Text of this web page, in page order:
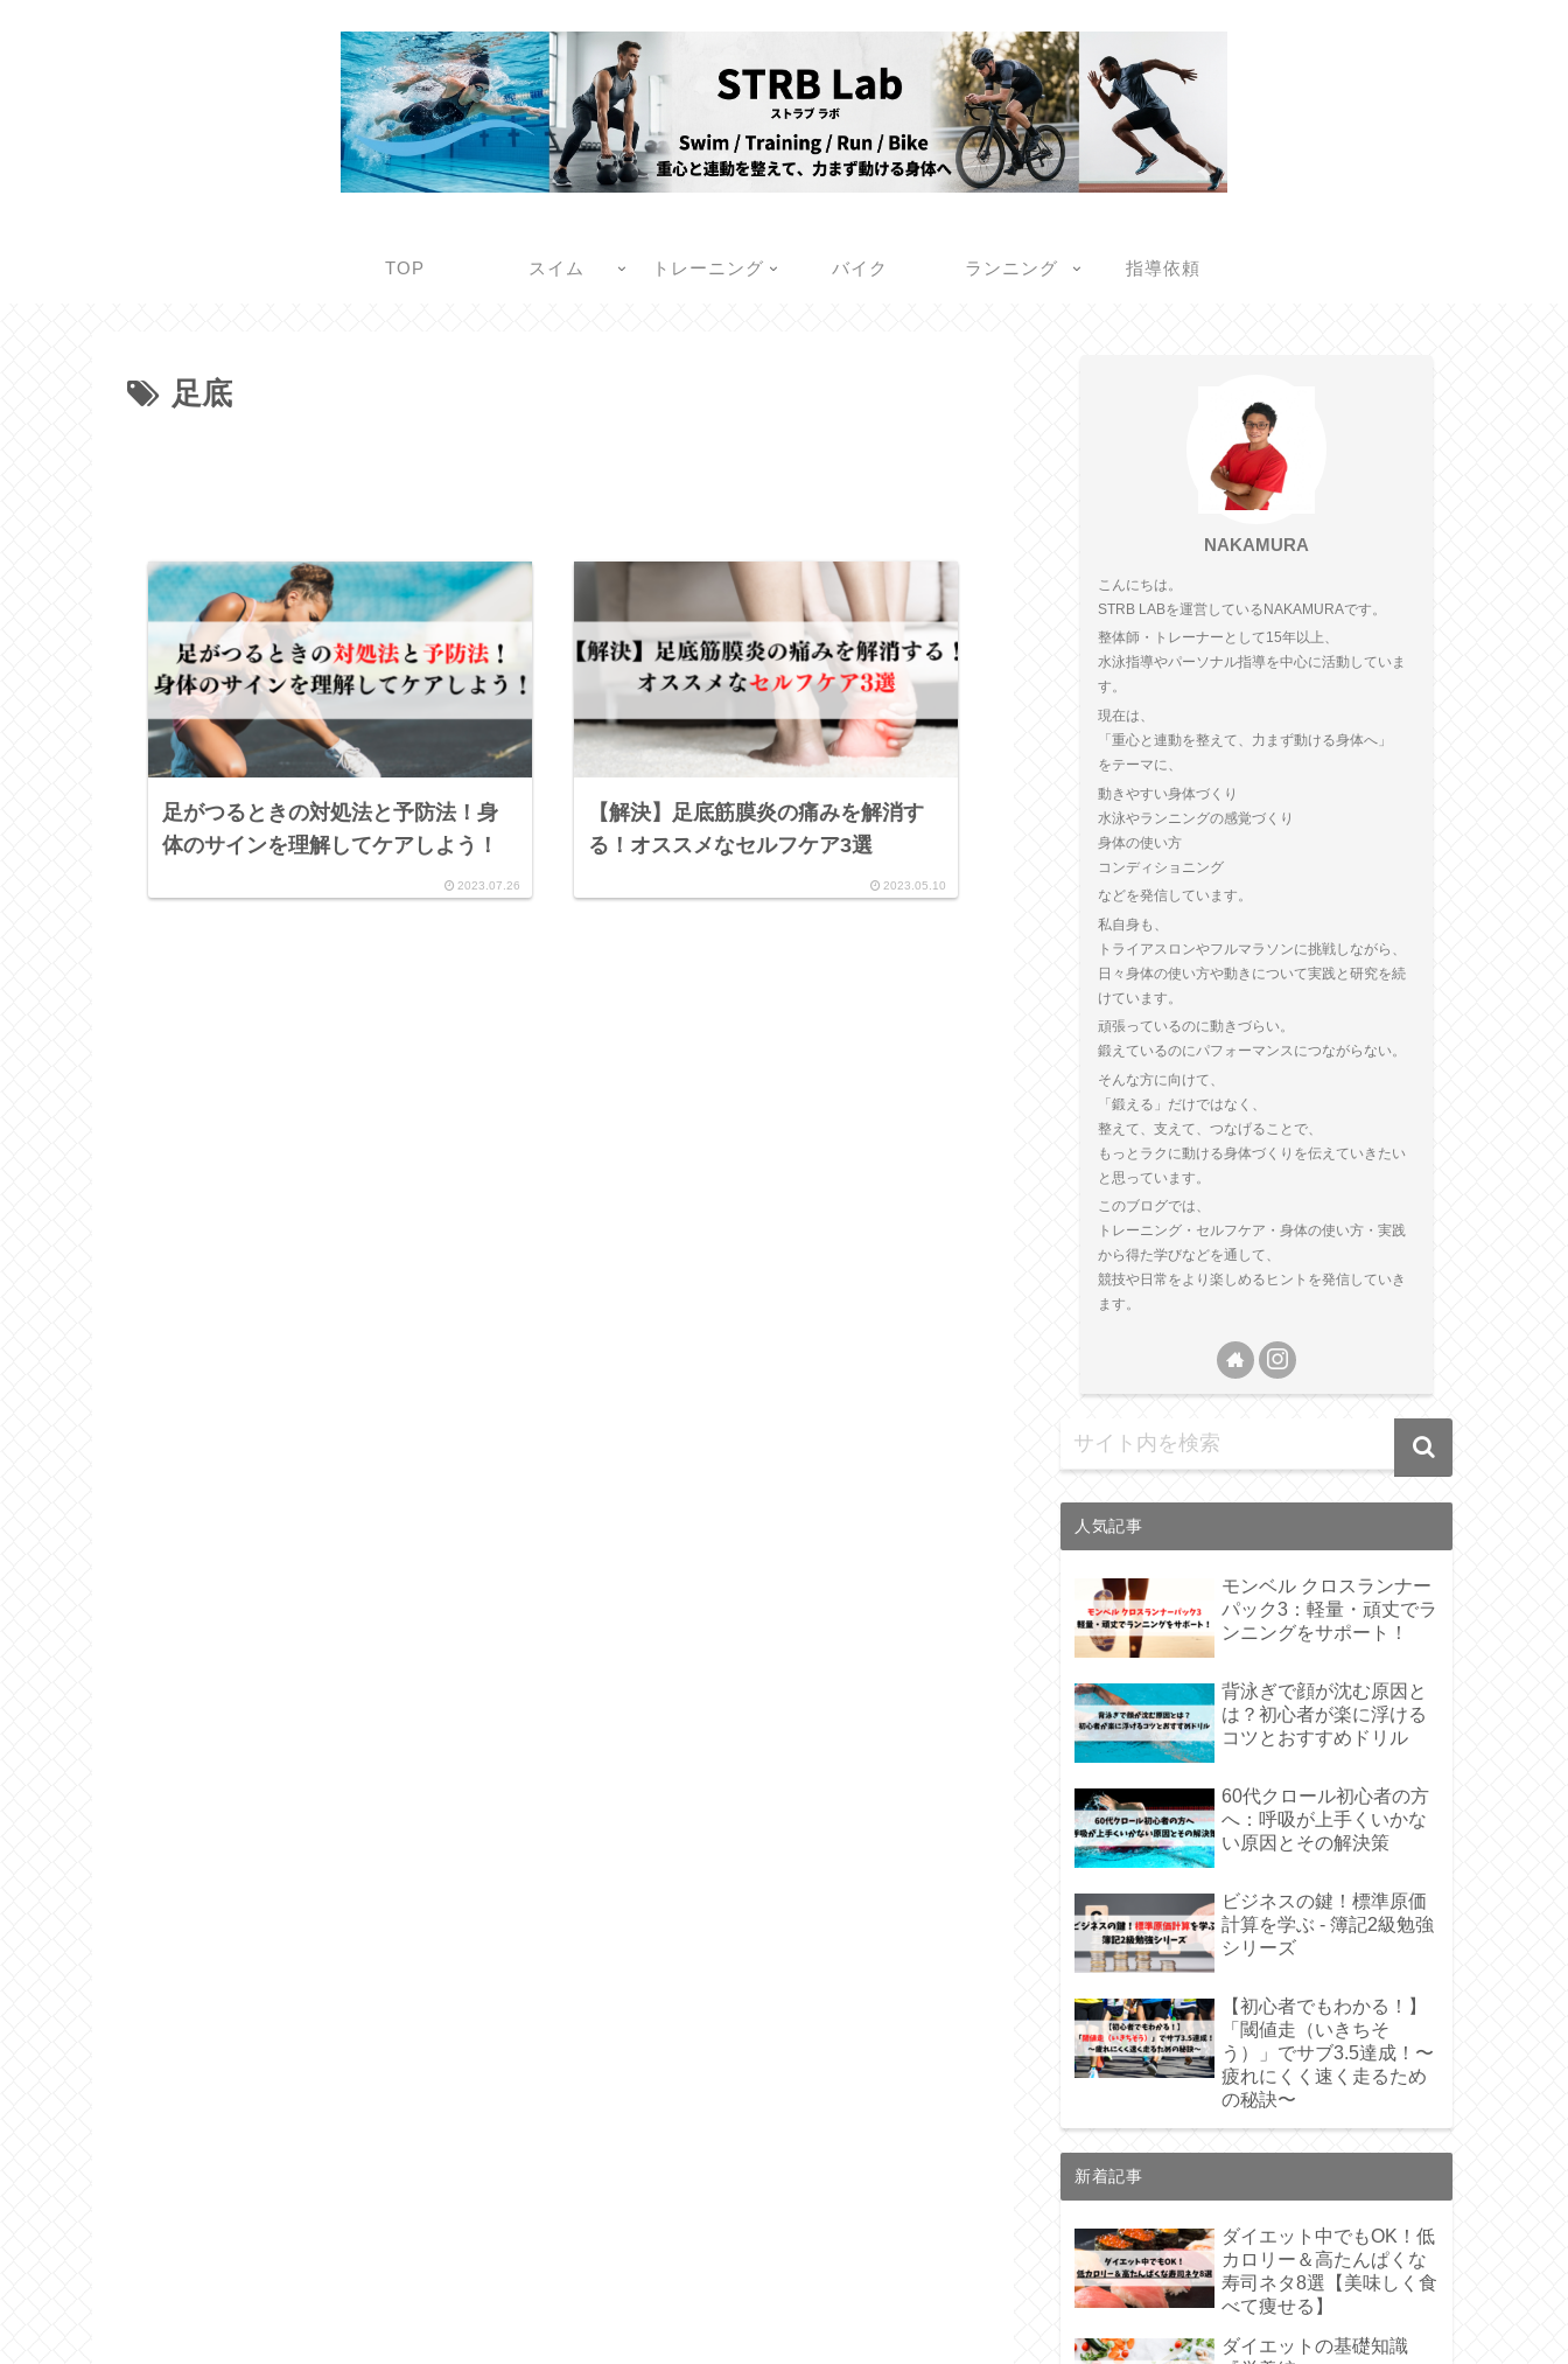
TOP スイム トレーニング バイク ランニング 指導依頼
足底
足がつるときの対処法と予防法！身
体のサインを理解してケアしよう！
2023.07.26
【解決】足底筋膜炎の痛みを解消す
る！オススメなセルフケア3選
2023.05.10
NAKAMURA
こんにちは。
STRB LABを運営しているNAKAMURAです。
整体師・トレーナーとして15年以上、
水泳指導やパーソナル指導を中心に活動していま
す。
現在は、
「重心と連動を整えて、力まず動ける身体へ」
をテーマに、
動きやすい身体づくり
水泳やランニングの感覚づくり
身体の使い方
コンディショニング
などを発信しています。
私自身も、
トライアスロンやフルマラソンに挑戦しながら、
日々身体の使い方や動きについて実践と研究を続
けています。
頑張っているのに動きづらい。
鍛えているのにパフォーマンスにつながらない。
そんな方に向けて、
「鍛える」だけではなく、
整えて、支えて、つなげることで、
もっとラクに動ける身体づくりを伝えていきたい
と思っています。
このブログでは、
トレーニング・セルフケア・身体の使い方・実践
から得た学びなどを通して、
競技や日常をより楽しめるヒントを発信していき
ます。
人気記事
モンベル クロスランナー
パック3：軽量・頑丈でラ
ンニングをサポート！
背泳ぎで顔が沈む原因と
は？初心者が楽に浮ける
コツとおすすめドリル
60代クロール初心者の方
へ：呼吸が上手くいかな
い原因とその解決策
ビジネスの鍵！標準原価
計算を学ぶ - 簿記2級勉強
シリーズ
【初心者でもわかる！】
「閾値走（いきちそ
う）」でサブ3.5達成！〜
疲れにくく速く走るため
の秘訣〜
新着記事
ダイエット中でもOK！低
カロリー＆高たんぱくな
寿司ネタ8選【美味しく食
べて痩せる】
ダイエットの基礎知識